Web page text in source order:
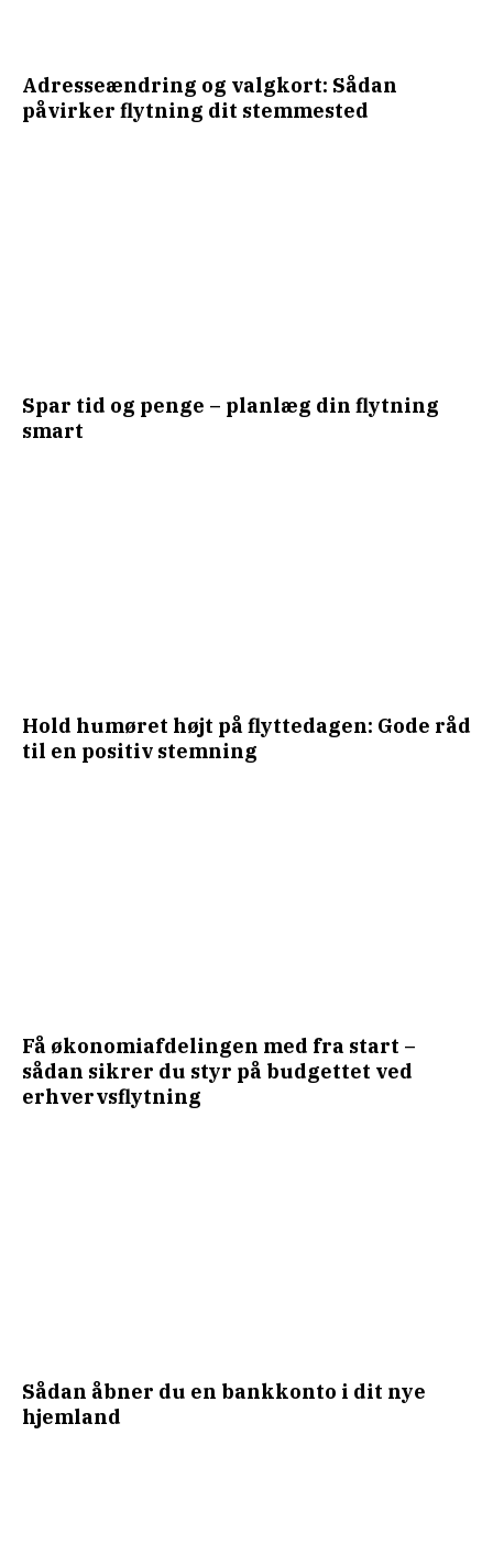
Adresseændring og valgkort: Sådan
påvirker flytning dit stemmested
Spar tid og penge – planlæg din flytning
smart
Hold humøret højt på flyttedagen: Gode råd
til en positiv stemning
Få økonomiafdelingen med fra start –
sådan sikrer du styr på budgettet ved
erhvervsflytning
Sådan åbner du en bankkonto i dit nye
hjemland